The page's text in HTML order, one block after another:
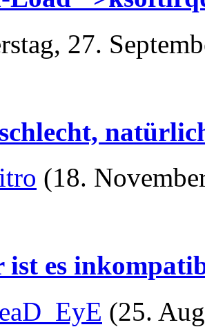
27.
(18.
ist es
(25.